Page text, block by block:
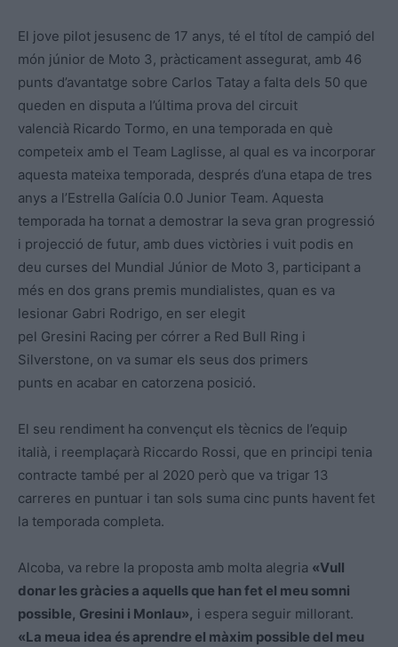
El jove pilot jesusenc de 17 anys, té el títol de campió del
món júnior de Moto 3, pràcticament assegurat, amb 46
punts d’avantatge sobre Carlos Tatay a falta dels 50 que
queden en disputa a l’última prova del circuit
valencià Ricardo Tormo, en una temporada en què
competeix amb el Team Laglisse, al qual es va incorporar
aquesta mateixa temporada, després d’una etapa de tres
anys a l’Estrella Galícia 0.0 Junior Team. Aquesta
temporada ha tornat a demostrar la seva gran progressió
i projecció de futur, amb dues victòries i vuit podis en
deu curses del Mundial Júnior de Moto 3, participant a
més en dos grans premis mundialistes, quan es va
lesionar Gabri Rodrigo, en ser elegit
pel Gresini Racing per córrer a Red Bull Ring i
Silverstone, on va sumar els seus dos primers
punts en acabar en catorzena posició.
El seu rendiment ha convençut els tècnics de l’equip
italià, i reemplaçarà Riccardo Rossi, que en principi tenia
contracte també per al 2020 però que va trigar 13
carreres en puntuar i tan sols suma cinc punts havent fet
la temporada completa.
Alcoba, va rebre la proposta amb molta alegria «Vull
donar les gràcies a aquells que han fet el meu somni
possible, Gresini i Monlau», i espera seguir millorant.
«La meua idea és aprendre el màxim possible del meu